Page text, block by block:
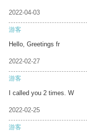
2022-04-03
游客
Hello, Greetings fr
2022-02-27
游客
I called you 2 times. W
2022-02-25
游客